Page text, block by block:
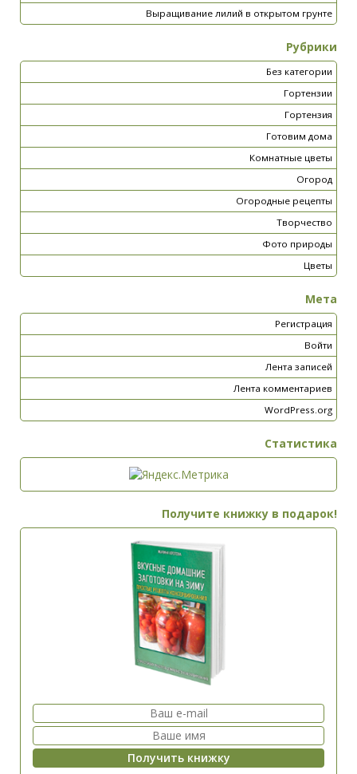
Выращивание лилий в открытом грунте
Рубрики
Без категории
Гортензии
Гортензия
Готовим дома
Комнатные цветы
Огород
Огородные рецепты
Творчество
Фото природы
Цветы
Мета
Регистрация
Войти
Лента записей
Лента комментариев
WordPress.org
Статистика
Получите книжку в подарок!